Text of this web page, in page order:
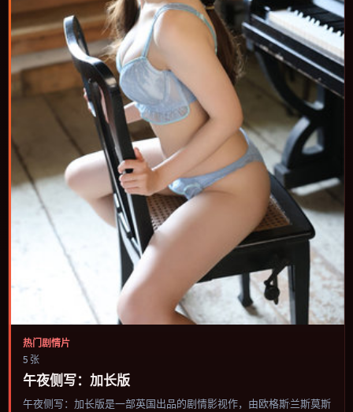
热门剧情片
5 张
午夜侧写：加长版
午夜侧写：加长版是一部英国出品的剧情影视作，由欧格斯·兰斯莫斯